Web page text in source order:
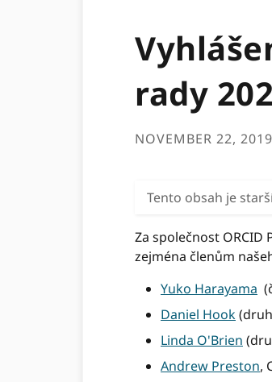
rady
NOVEMBER 22, 2019
Tento obsah je
Za společnost
zejména členům
Yuko Harayama
Daniel Hook
Linda O'Brien
Andrew Preston,